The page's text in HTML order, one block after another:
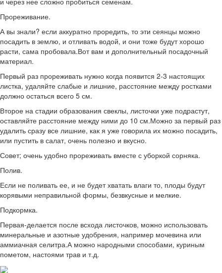
Прореживание.
А вы знали? если аккуратно проредить, то эти сеянцы можно
посадить в землю, и отливать водой, и они тоже будут хорошо
расти, сама пробовала.Вот вам и дополнительный посадочный
материал.
Первый раз прореживать нужно когда появится 2-3 настоящих
листка, удаляйте слабые и лишние, расстояние между ростками
должно остаться всего 5 см.
Второе на стадии образования свеклы, листочки уже подрастут,
оставляйте расстояние между ними до 10 см.Можно за первый раз
удалить сразу все лишние, как я уже говорила их можно посадить,
или пустить в салат, очень полезно и вкусно.
Совет; очень удобно прореживать вместе с уборкой сорняка.
Полив.
Если не поливать ее, и не будет хватать влаги то, плоды будут
корявыми неправильной формы, безвкусные и мелкие.
Подкормка.
Первая-делается после всхода листочков, можно использовать
минеральные и азотные удобрения, например мочевина или
аммиачная селитра.А можно народными способами, куриным
пометом, настоями трав и т.д.